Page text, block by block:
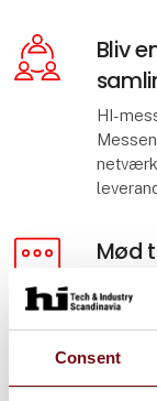
Consent
Bliv
HI-
Mød
Hør
Mød